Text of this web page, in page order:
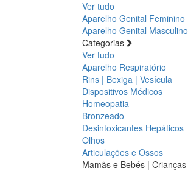
Ver tudo
Aparelho Genital Feminino
Aparelho Genital Masculino
Categorias
Ver tudo
Aparelho Respiratório
Rins | Bexiga | Vesícula
Dispositivos Médicos
Homeopatia
Bronzeado
Desintoxicantes Hepáticos
Olhos
Articulações e Ossos
Mamãs e Bebés | Crianças